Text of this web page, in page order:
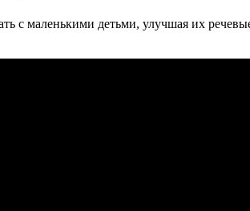
с маленькими детьми, улучшая их